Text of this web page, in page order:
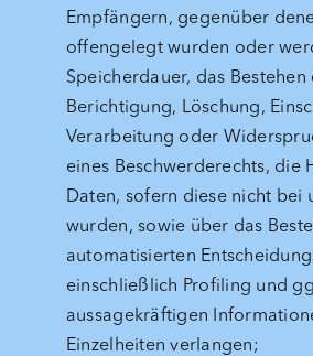
Empfängern, gegenüber
offengelegt wurden oder
Speicherdauer, das Bestehen
Berichtigung, Löschung,
Verarbeitung oder
eines Beschwerderechts, die
Daten, sofern diese nicht bei
wurden, sowie über das
automatisierten
einschließlich Profiling und
aussagekräftigen
Einzelheiten verlangen;